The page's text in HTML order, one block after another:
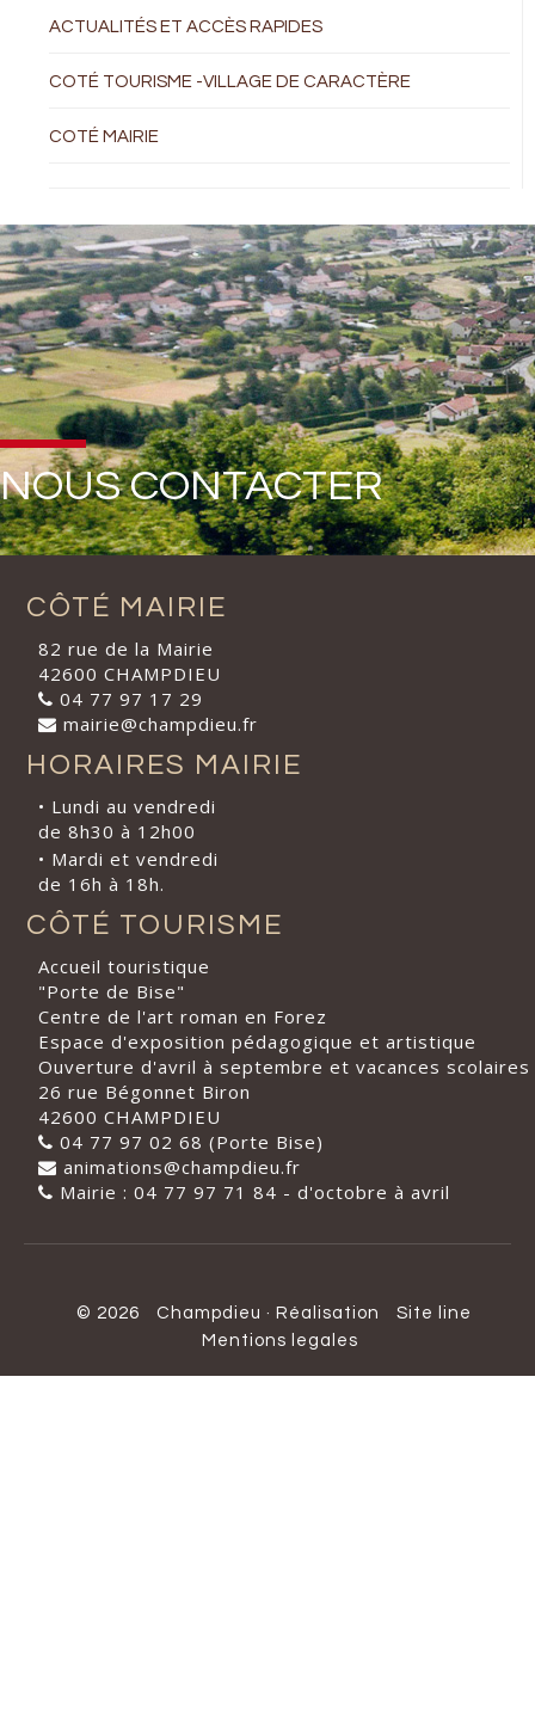
ACTUALITÉS ET ACCÈS RAPIDES
COTÉ TOURISME -VILLAGE DE CARACTÈRE
COTÉ MAIRIE
NOUS CONTACTER
CÔTÉ MAIRIE
82 rue de la Mairie
42600 CHAMPDIEU
04 77 97 17 29
mairie@champdieu.fr
HORAIRES MAIRIE
• Lundi au vendredi
de 8h30 à 12h00
• Mardi et vendredi
de 16h à 18h.
CÔTÉ TOURISME
Accueil touristique
"Porte de Bise"
Centre de l'art roman en Forez
Espace d'exposition pédagogique et artistique
Ouverture d'avril à septembre et vacances scolaires
26 rue Bégonnet Biron
42600 CHAMPDIEU
04 77 97 02 68 (Porte Bise)
animations@champdieu.fr
Mairie : 04 77 97 71 84 - d'octobre à avril
© 2026 Champdieu · Réalisation
Site line
Mentions legales